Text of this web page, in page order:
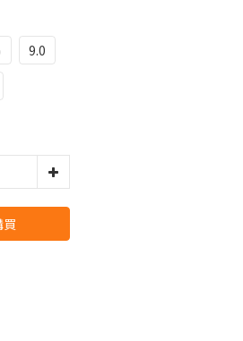
9.0
買